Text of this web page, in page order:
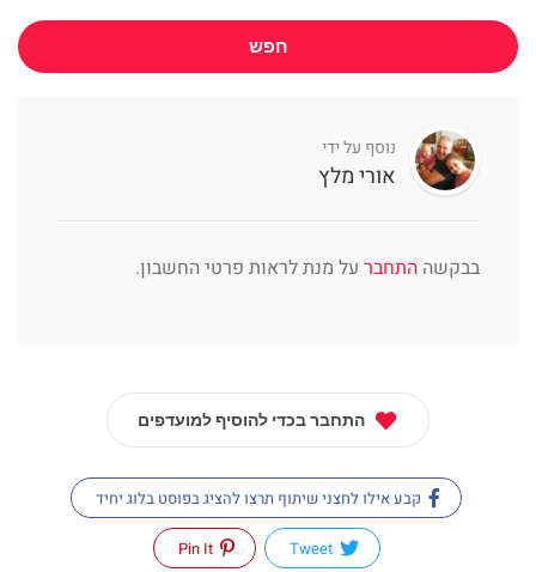
חפש
נוסף על ידי
אורי מלץ
בבקשה התחבר על מנת לראות פרטי החשבון.
התחבר בכדי להוסיף למועדפים
קבע אילו לחצני שיתוף תרצו להציג בפוסט בלוג יחיד
Tweet
Pin It